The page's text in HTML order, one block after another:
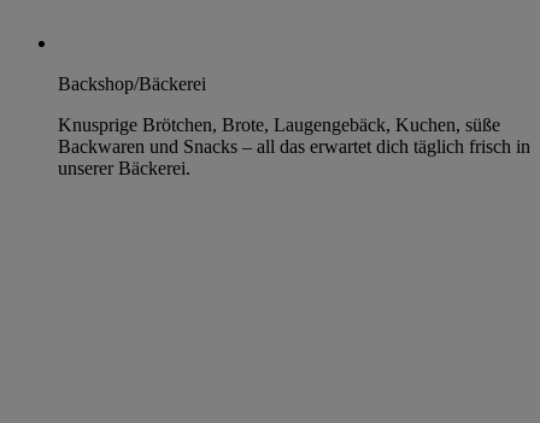
Backshop/Bäckerei
Knusprige Brötchen, Brote, Laugengebäck, Kuchen, süße
Backwaren und Snacks – all das erwartet dich täglich frisch in
unserer Bäckerei.